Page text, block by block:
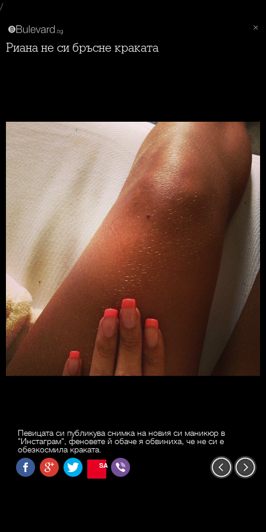
/
Риана не си бръсне краката
Певицата си публикува снимка на новия си маникюр в
"Инстаграм", феновете й обаче я обвиниха, че не си е
обезкосмила краката.
SAVE